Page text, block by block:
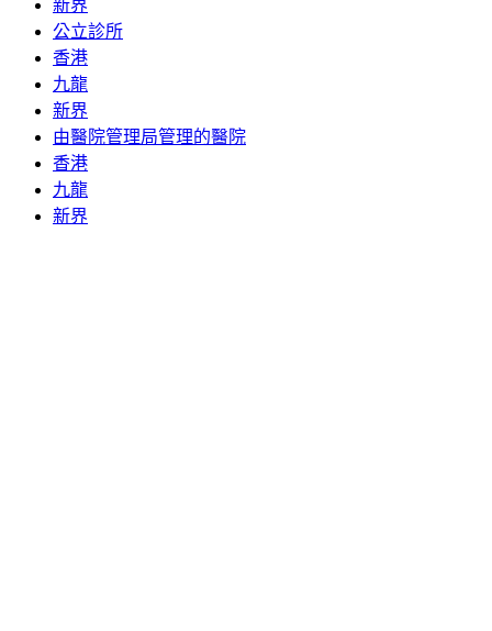
新界
公立診所
香港
九龍
新界
由醫院管理局管理的醫院
香港
九龍
新界